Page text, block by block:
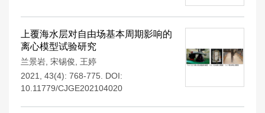
上覆海水层对自由场基本周期影响的
离心模型试验研究
兰景岩 宋锡俊
王婷
2021, 43(4): 768-775.
DOI:
10.11779/CJGE202104020